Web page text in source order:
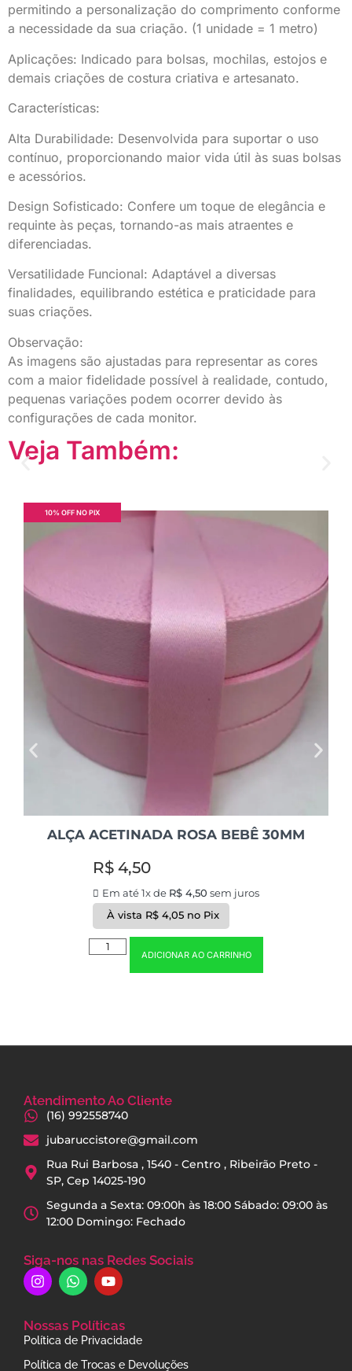
permitindo a personalização do comprimento conforme
a necessidade da sua criação. (1 unidade = 1 metro)
Aplicações: Indicado para bolsas, mochilas, estojos e
demais criações de costura criativa e artesanato.
Características:
Alta Durabilidade: Desenvolvida para suportar o uso
contínuo, proporcionando maior vida útil às suas bolsas
e acessórios.
Design Sofisticado: Confere um toque de elegância e
requinte às peças, tornando-as mais atraentes e
diferenciadas.
Versatilidade Funcional: Adaptável a diversas
finalidades, equilibrando estética e praticidade para
suas criações.
Observação:
As imagens são ajustadas para representar as cores
com a maior fidelidade possível à realidade, contudo,
pequenas variações podem ocorrer devido às
configurações de cada monitor.
Veja Também:
10% OFF NO PIX
ALÇA ACETINADA ROSA BEBÊ 30MM
R$ 4,50
Em até 1x de R$ 4,50 sem juros
À vista R$4,05 no Pix
ADICIONAR AO CARRINHO
Atendimento Ao Cliente
(16) 992558740
jubaruccistore@gmail.com
Rua Rui Barbosa , 1540 - Centro , Ribeirão Preto -
SP, Cep 14025-190
Segunda a Sexta: 09:00h às 18:00 Sábado: 09:00 às
12:00 Domingo: Fechado
Siga-nos nas Redes Sociais
Nossas Políticas
Política de Privacidade
Política de Trocas e Devoluções